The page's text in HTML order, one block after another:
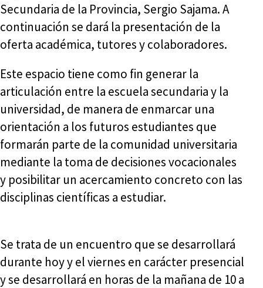
Secundaria de la Provincia, Sergio Sajama. A
continuación se dará la presentación de la
oferta académica, tutores y colaboradores.
Este espacio tiene como fin generar la
articulación entre la escuela secundaria y la
universidad, de manera de enmarcar una
orientación a los futuros estudiantes que
formarán parte de la comunidad universitaria
mediante la toma de decisiones vocacionales
y posibilitar un acercamiento concreto con las
disciplinas científicas a estudiar.
Se trata de un encuentro que se desarrollará
durante hoy y el viernes en carácter presencial
y se desarrollará en horas de la mañana de 10 a